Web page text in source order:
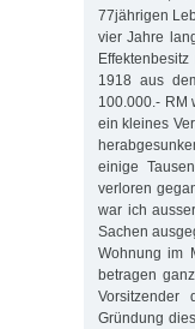
77jährigen
vier Jahre
1918 aus
100.000.- RM
ein kleines
einige
verloren
war ich
Sachen
Wohnung im
betragen
Vorsitzender
Gründung